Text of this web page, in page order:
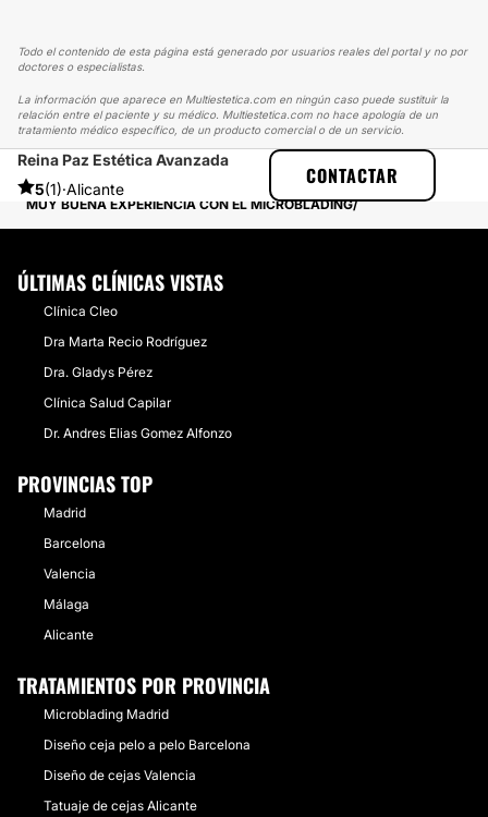
Todo el contenido de esta página está generado por usuarios reales del portal y no por
doctores o especialistas.
La información que aparece en Multiestetica.com en ningún caso puede sustituir la
relación entre el paciente y su médico. Multiestetica.com no hace apología de un
tratamiento médico específico, de un producto comercial o de un servicio.
Reina Paz Estética Avanzada
5(1)·Alicante
CONTACTAR
MULTIESTETICA
EXPERIENCIAS
EXPERIENCIAS REALES SOBRE MICROBLADING
MUY BUENA EXPERIENCIA CON EL MICROBLADING
ÚLTIMAS CLÍNICAS VISTAS
Clínica Cleo
Dra Marta Recio Rodríguez
Dra. Gladys Pérez
Clínica Salud Capilar
Dr. Andres Elias Gomez Alfonzo
PROVINCIAS TOP
Madrid
Barcelona
Valencia
Málaga
Alicante
TRATAMIENTOS POR PROVINCIA
Microblading Madrid
Diseño ceja pelo a pelo Barcelona
Diseño de cejas Valencia
Tatuaje de cejas Alicante